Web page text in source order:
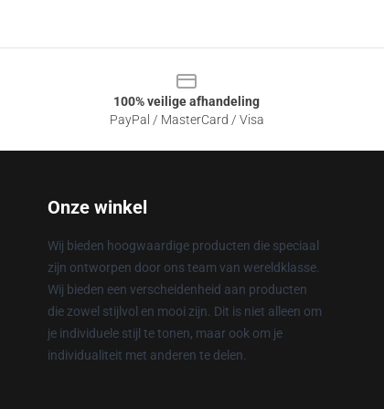
100% veilige afhandeling
PayPal / MasterCard / Visa
Onze winkel
Wij bieden hoogwaardige producten die speciaal
zijn ontworpen door ons team van wereldklasse.
Wij bieden een verscheidenheid aan producten
die zowel stijlvol en mooi zijn. Dit is niet alleen om
je individuele stijl te tonen, maar ook om je
individualiteit met anderen te delen.